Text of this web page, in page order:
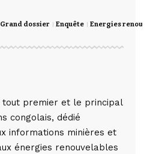
Grand dossier Enquête Energies
tout premier et le principal
congolais, dédié
informations minières et
énergies renouvelables